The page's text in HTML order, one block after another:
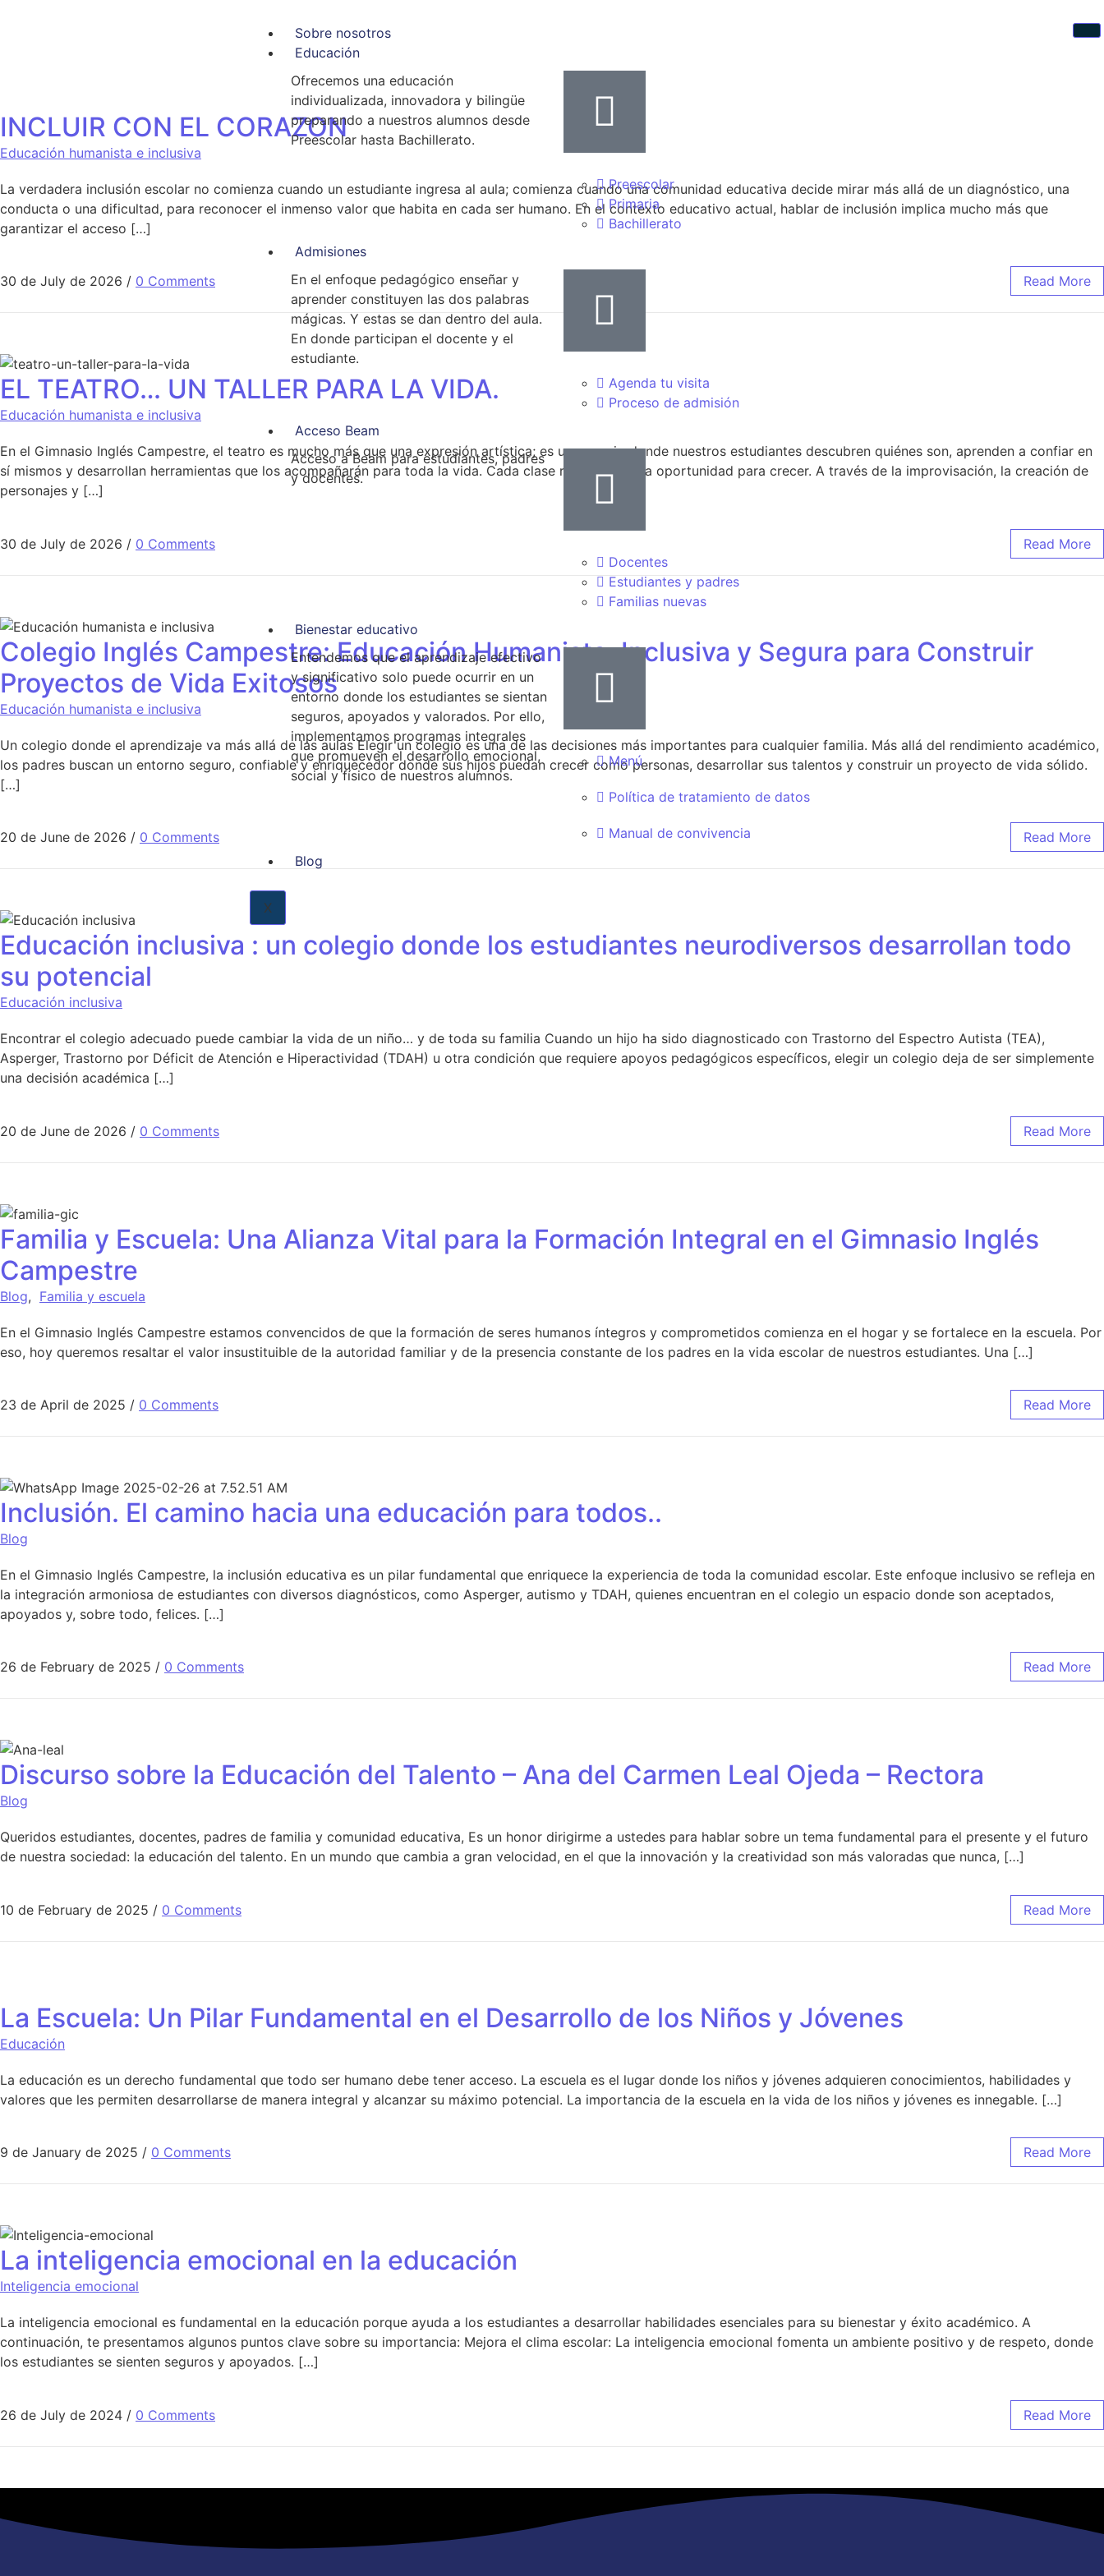
Sobre nosotros
Educación
Ofrecemos una educación
individualizada, innovadora y bilingüe
preparando a nuestros alumnos desde
Preescolar hasta Bachillerato.
Preescolar
Primaria
Bachillerato
Admisiones
En el enfoque pedagógico enseñar y
aprender constituyen las dos palabras
mágicas. Y estas se dan dentro del aula.
En donde participan el docente y el
estudiante.
Agenda tu visita
Proceso de admisión
Acceso Beam
Acceso a Beam para estudiantes, padres
y docentes.
Docentes
Estudiantes y padres
Familias nuevas
Bienestar educativo
Entendemos que el aprendizaje efectivo
y significativo solo puede ocurrir en un
entorno donde los estudiantes se sientan
seguros, apoyados y valorados. Por ello,
implementamos programas integrales
que promueven el desarrollo emocional,
social y físico de nuestros alumnos.
Menú
Política de tratamiento de datos
Manual de convivencia
Blog
X
INCLUIR CON EL CORAZON
Educación humanista e inclusiva
La verdadera inclusión escolar no comienza cuando un estudiante ingresa al aula; comienza cuando una comunidad educativa decide mirar más allá de un diagnóstico, una
conducta o una dificultad, para reconocer el inmenso valor que habita en cada ser humano. En el contexto educativo actual, hablar de inclusión implica mucho más que
garantizar el acceso […]
30 de July de 2026 / 0 Comments Read More
EL TEATRO… UN TALLER PARA LA VIDA.
Educación humanista e inclusiva
En el Gimnasio Inglés Campestre, el teatro es mucho más que una expresión artística; es un espacio donde nuestros estudiantes descubren quiénes son, aprenden a confiar en
sí mismos y desarrollan herramientas que los acompañarán para toda la vida. Cada clase representa una oportunidad para crecer. A través de la improvisación, la creación de
personajes y […]
30 de July de 2026 / 0 Comments Read More
Colegio Inglés Campestre: Educación Humanista, Inclusiva y Segura para Construir
Proyectos de Vida Exitosos
Educación humanista e inclusiva
Un colegio donde el aprendizaje va más allá de las aulas Elegir un colegio es una de las decisiones más importantes para cualquier familia. Más allá del rendimiento académico,
los padres buscan un entorno seguro, confiable y enriquecedor donde sus hijos puedan crecer como personas, desarrollar sus talentos y construir un proyecto de vida sólido.
[…]
20 de June de 2026 / 0 Comments Read More
Educación inclusiva : un colegio donde los estudiantes neurodiversos desarrollan todo
su potencial
Educación inclusiva
Encontrar el colegio adecuado puede cambiar la vida de un niño… y de toda su familia Cuando un hijo ha sido diagnosticado con Trastorno del Espectro Autista (TEA),
Asperger, Trastorno por Déficit de Atención e Hiperactividad (TDAH) u otra condición que requiere apoyos pedagógicos específicos, elegir un colegio deja de ser simplemente
una decisión académica […]
20 de June de 2026 / 0 Comments Read More
Familia y Escuela: Una Alianza Vital para la Formación Integral en el Gimnasio Inglés
Campestre
Blog, Familia y escuela
En el Gimnasio Inglés Campestre estamos convencidos de que la formación de seres humanos íntegros y comprometidos comienza en el hogar y se fortalece en la escuela. Por
eso, hoy queremos resaltar el valor insustituible de la autoridad familiar y de la presencia constante de los padres en la vida escolar de nuestros estudiantes. Una […]
23 de April de 2025 / 0 Comments Read More
Inclusión. El camino hacia una educación para todos..
Blog
En el Gimnasio Inglés Campestre, la inclusión educativa es un pilar fundamental que enriquece la experiencia de toda la comunidad escolar. Este enfoque inclusivo se refleja en
la integración armoniosa de estudiantes con diversos diagnósticos, como Asperger, autismo y TDAH, quienes encuentran en el colegio un espacio donde son aceptados,
apoyados y, sobre todo, felices. […]
26 de February de 2025 / 0 Comments Read More
Discurso sobre la Educación del Talento – Ana del Carmen Leal Ojeda – Rectora
Blog
Queridos estudiantes, docentes, padres de familia y comunidad educativa, Es un honor dirigirme a ustedes para hablar sobre un tema fundamental para el presente y el futuro
de nuestra sociedad: la educación del talento. En un mundo que cambia a gran velocidad, en el que la innovación y la creatividad son más valoradas que nunca, […]
10 de February de 2025 / 0 Comments Read More
La Escuela: Un Pilar Fundamental en el Desarrollo de los Niños y Jóvenes
Educación
La educación es un derecho fundamental que todo ser humano debe tener acceso. La escuela es el lugar donde los niños y jóvenes adquieren conocimientos, habilidades y
valores que les permiten desarrollarse de manera integral y alcanzar su máximo potencial. La importancia de la escuela en la vida de los niños y jóvenes es innegable. […]
9 de January de 2025 / 0 Comments Read More
La inteligencia emocional en la educación
Inteligencia emocional
La inteligencia emocional es fundamental en la educación porque ayuda a los estudiantes a desarrollar habilidades esenciales para su bienestar y éxito académico. A
continuación, te presentamos algunos puntos clave sobre su importancia: Mejora el clima escolar: La inteligencia emocional fomenta un ambiente positivo y de respeto, donde
los estudiantes se sienten seguros y apoyados. […]
26 de July de 2024 / 0 Comments Read More